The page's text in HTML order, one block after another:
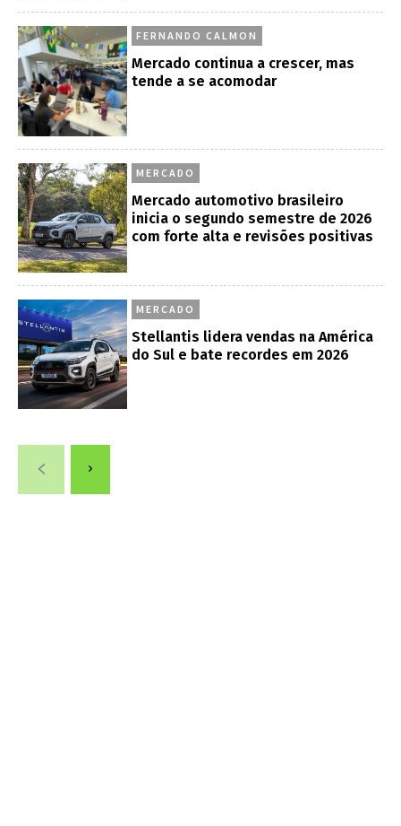
FERNANDO CALMON
Mercado continua a crescer, mas
tende a se acomodar
MERCADO
Mercado automotivo brasileiro
inicia o segundo semestre de 2026
com forte alta e revisões positivas
MERCADO
Stellantis lidera vendas na América
do Sul e bate recordes em 2026